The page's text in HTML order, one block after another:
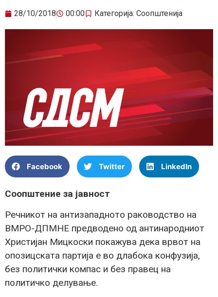
28/10/2018 00:00 Категорија: Соопштенија
Facebook Twitter LinkedIn
Соопштение за јавност
Речникот на антизападното раководство на
ВМРО-ДПМНЕ предводено од антинародниот
Христијан Мицкоски покажува дека врвот на
опозицската партија е во длабока конфузија,
без политички компас и без правец на
политичко делување.